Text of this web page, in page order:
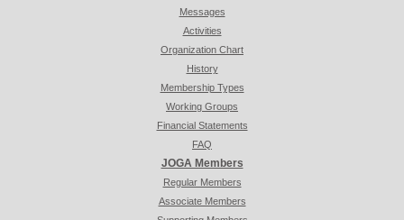
Messages
Activities
Organization Chart
History
Membership Types
Working Groups
Financial Statements
FAQ
JOGA Members
Regular Members
Associate Members